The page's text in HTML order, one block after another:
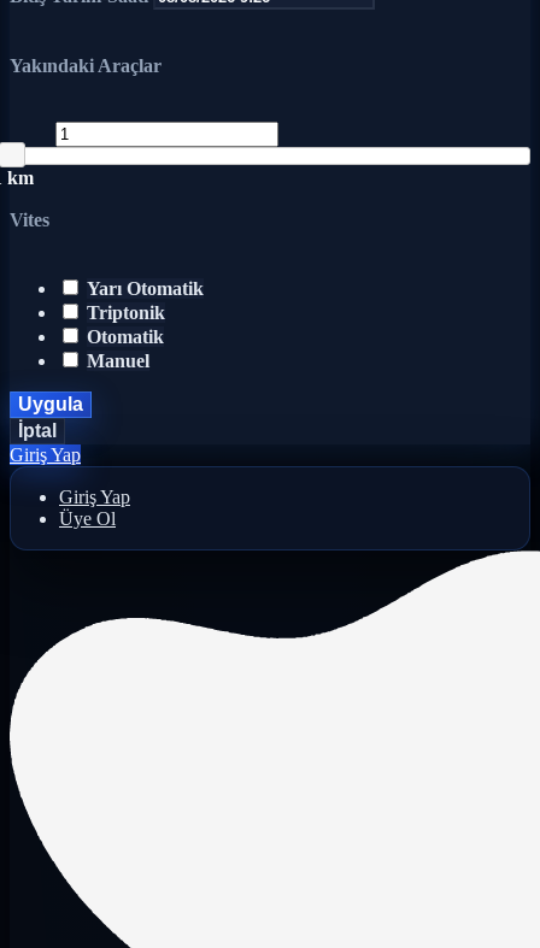
Yakındaki Araçlar
km
Vites
Yarı Otomatik
Triptonik
Otomatik
Manuel
Uygula
İptal
Giriş Yap
Giriş Yap
Üye Ol